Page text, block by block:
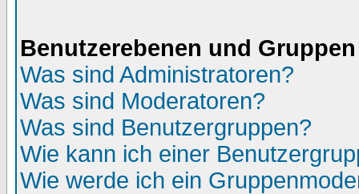
Benutzerebenen und Gruppen
Was sind Administratoren?
Was sind Moderatoren?
Was sind Benutzergruppen?
Wie kann ich einer
Wie werde ich ein